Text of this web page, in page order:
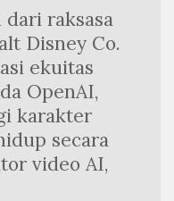
raksasa
Disney Co.
ekuitas
OpenAI,
karakter
secara
video AI,